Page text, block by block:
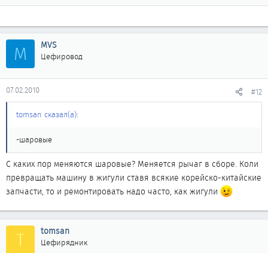
M MVS
Цефировод
07.02.2010 #12
tomsan сказал(а):
-шаровые
С каких пор меняются шаровые? Меняется рычаг в сборе. Коли
превращать машину в жигули ставя всякие корейско-китайские
запчасти, то и ремонтировать надо часто, как жигули
T tomsan
Цефирядник